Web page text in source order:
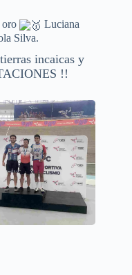
oro
Luciana
Silva.
incaicas y
!!